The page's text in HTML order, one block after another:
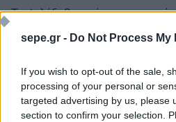
sepe.gr - Do Not Process
If you wish to opt-out of the sale,
processing of your personal or
targeted advertising by us, please
section to confirm your selection.
Το φιλόδοξο πρόγραμμα
τα επίπεδα εκπαίδευσης
εκπαίδευση και πάνω, καθώς
και τους επιχειρηματίες.
υποεκπροσωπούμενες ομάδες
επιχειρήσεις, όπως οι